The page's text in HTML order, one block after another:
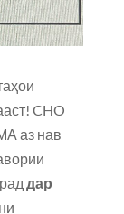
CHO
аз нав
дар